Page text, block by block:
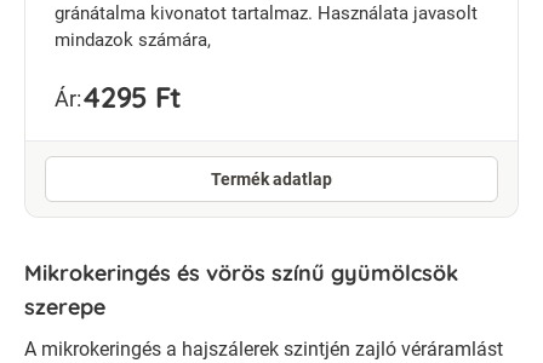
gránátalma kivonatot tartalmaz. Használata javasolt
mindazok számára,
Ár:4295 Ft
Termék adatlap
Mikrokeringés és vörös színű gyümölcsök
szerepe
A mikrokeringés a hajszálerek szintjén zajló véráramlást